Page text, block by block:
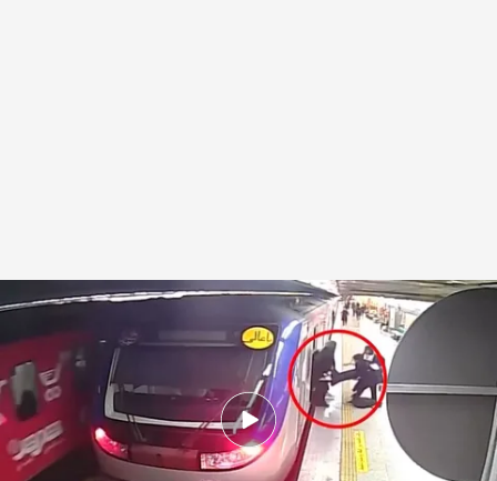
Muere Armita Geravand.Cuatro al día
Cuatro al día
28 OCT 2023 - 15:01h.
Armita Geravand, la menor que sufrió un
sospechoso accidente en el metro en Teherán